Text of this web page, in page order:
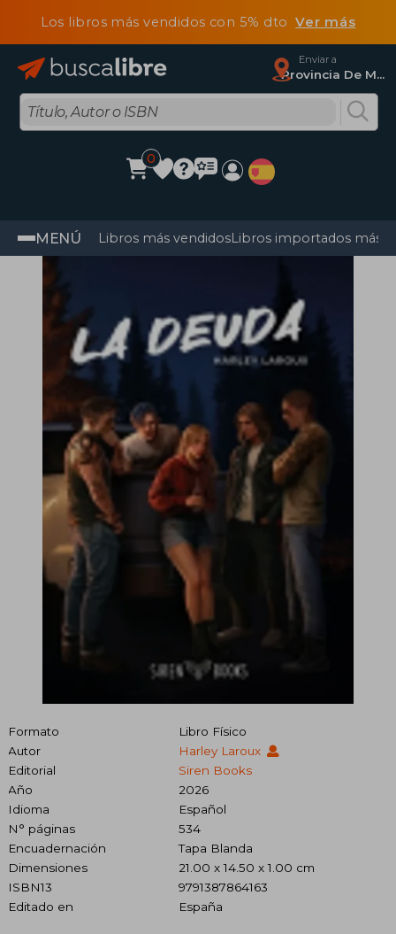
Los libros más vendidos con 5% dtoVer más
Enviar a
Provincia De Madrid
0
MENÚ Libros más vendidosLibros importados más
Formato
Libro Físico
Autor
Harley Laroux
Editorial
Siren Books
Año
2026
Idioma
Español
N° páginas
534
Encuadernación
Tapa Blanda
Dimensiones
21.00 x 14.50 x 1.00 cm
ISBN13
9791387864163
Editado en
España